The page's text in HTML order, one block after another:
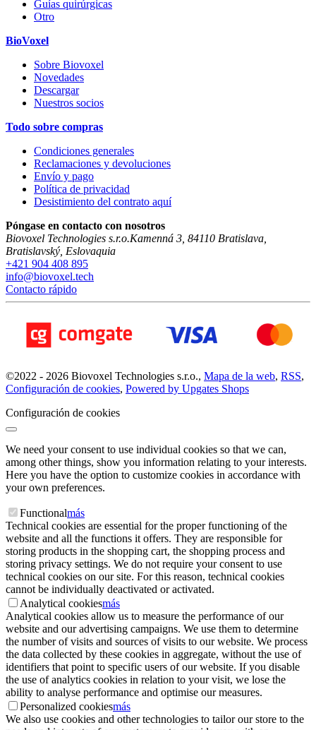
Guías quirúrgicas
Otro
BioVoxel
Sobre Biovoxel
Novedades
Descargar
Nuestros socios
Todo sobre compras
Condiciones generales
Reclamaciones y devoluciones
Envío y pago
Política de privacidad
Desistimiento del contrato aquí
Póngase en contacto con nosotros
Biovoxel Technologies s.r.o.Kamenná 3 84110 Bratislava
Bratislavský Eslovaquia
+421 904 408 895
info@biovoxel.tech
Contacto rápido
©2022 - 2026 Biovoxel Technologies s.r.o., Mapa de la web, RSS,
Configuración de cookies, Powered by Upgates Shops
Configuración de cookies
We need your consent to use individual cookies so that we can,
among other things, show you information relating to your interests.
Here you have the option to customize cookies in accordance with
your own preferences.
Functionalmás
Technical cookies are essential for the proper functioning of the
website and all the functions it offers. They are responsible for
storing products in the shopping cart, the shopping process and
storing privacy settings. We do not require your consent to use
technical cookies on our site. For this reason, technical cookies
cannot be individually deactivated or activated.
Analytical cookiesmás
Analytical cookies allow us to measure the performance of our
website and our advertising campaigns. We use them to determine
the number of visits and sources of visits to our website. We process
the data collected by these cookies in aggregate, without the use of
identifiers that point to specific users of our website. If you disable
the use of analytics cookies in relation to your visit, we lose the
ability to analyse performance and optimise our measures.
Personalized cookiesmás
We also use cookies and other technologies to tailor our store to the